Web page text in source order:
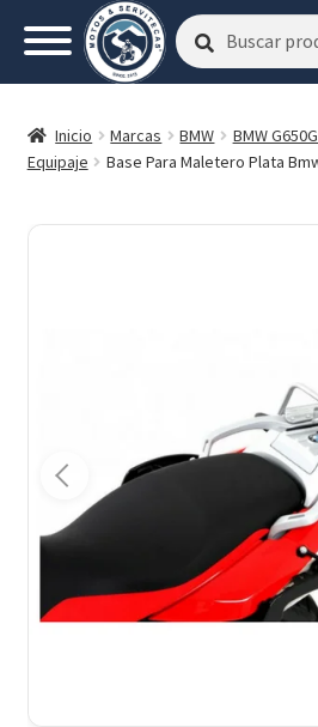
Buscar
por:
Buscar
Inicio Marcas BMW BMW
Equipaje
Base Para Maletero Plata